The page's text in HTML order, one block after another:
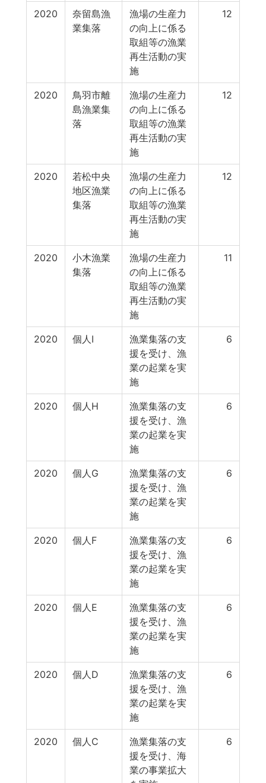
2020
奈留島漁
業集落
漁場の生産力
の向上に係る
取組等の漁業
再生活動の実
施
12
2020
鳥羽市離
島漁業集
落
漁場の生産力
の向上に係る
取組等の漁業
再生活動の実
施
12
2020
若松中央
地区漁業
集落
漁場の生産力
の向上に係る
取組等の漁業
再生活動の実
施
12
2020
小木漁業
集落
漁場の生産力
の向上に係る
取組等の漁業
再生活動の実
施
11
2020 個人I
漁業集落の支
援を受け、漁
業の起業を実
施
6
2020 個人H
漁業集落の支
援を受け、漁
業の起業を実
施
6
2020 個人G
漁業集落の支
援を受け、漁
業の起業を実
施
6
2020 個人F
漁業集落の支
援を受け、漁
業の起業を実
施
6
2020 個人E
漁業集落の支
援を受け、漁
業の起業を実
施
6
2020 個人D
漁業集落の支
援を受け、漁
業の起業を実
施
6
2020 個人C
漁業集落の支
援を受け、海
業の事業拡大
6